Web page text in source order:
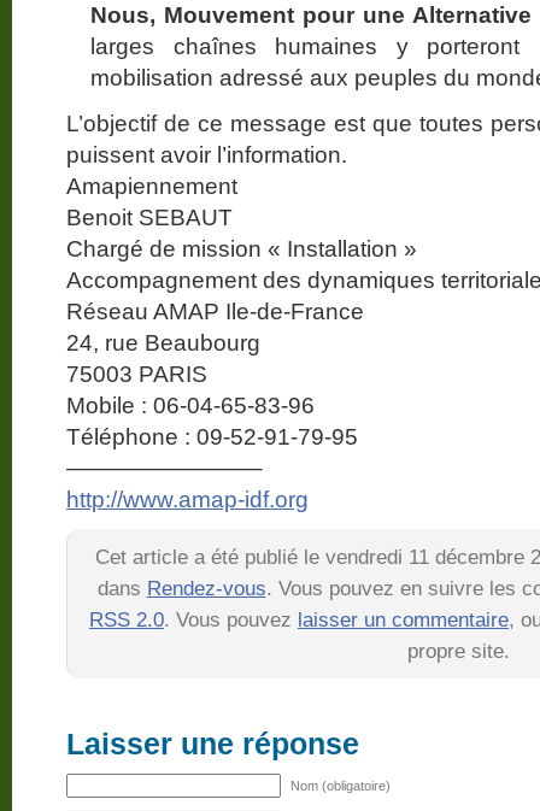
Nous, Mouvement pour une
larges chaînes humaines y
mobilisation adressé aux peuples du
L’objectif de ce message est que toutes
puissent avoir l’information.
Amapiennement
Benoit SEBAUT
Chargé de mission « Installation »
Accompagnement des dynamiques
Réseau AMAP Ile-de-France
24, rue Beaubourg
75003 PARIS
Mobile : 06-04-65-83-96
Téléphone : 09-52-91-79-95
————————–
http://www.amap-idf.org
Cet article a été publié le vendredi 11 décembre
dans Rendez-vous. Vous pouvez en suivre les
RSS 2.0. Vous pouvez laisser un commentaire,
propre site.
Laisser une réponse
Nom (obligatoire)